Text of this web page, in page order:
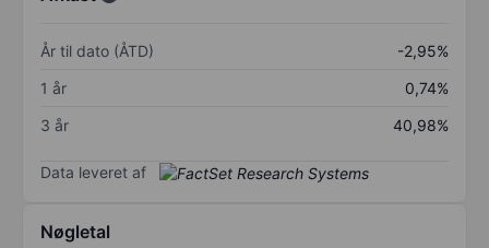
År til dato (ÅTD)
-2,95%
1 år
0,74%
3 år
40,98%
Data leveret af
Nøgletal